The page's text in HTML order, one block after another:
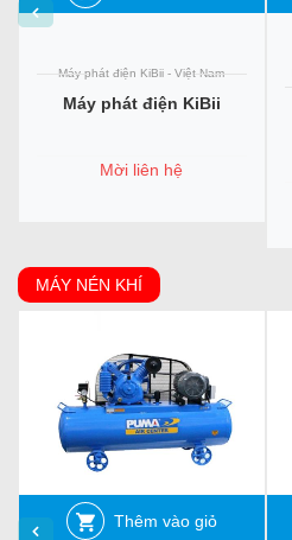
Máy phát điện KiBii - Việt Nam
Máy phát điện KiBii
Mời liên hệ
MÁY NÉN KHÍ
Thêm vào giỏ